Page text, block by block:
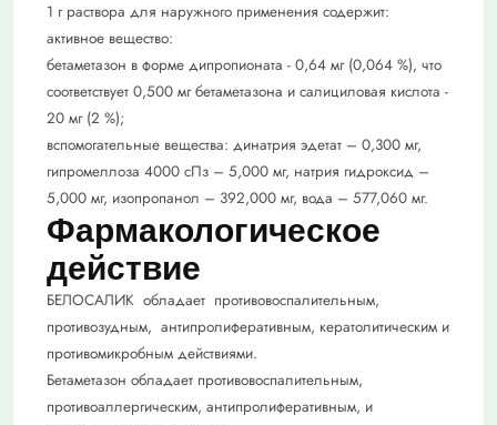
1 г раствора для наружного применения содержит:
активное вещество:
бетаметазон в форме дипропионата - 0,64 мг (0,064 %), что
соответствует 0,500 мг бетаметазона и салициловая кислота -
20 мг (2 %);
вспомогательные вещества: динатрия эдетат – 0,300 мг,
гипромеллоза 4000 сПз – 5,000 мг, натрия гидроксид –
5,000 мг, изопропанол – 392,000 мг, вода – 577,060 мг.
Фармакологическое
действие
БЕЛОСАЛИК обладает противовоспалительным,
противозудным, антипролиферативным, кератолитическим и
противомикробным действиями.
Бетаметазон обладает противовоспалительным,
противоаллергическим, антипролиферативным, и